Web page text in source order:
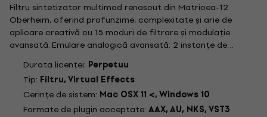
Filtru sintetizator multimod renascut din Matricea-12
Oberheim, oferind profunzime, complexitate și arie de
aplicare creativă cu 15 moduri de filtrare și modulație
avansată. Emulare analogică avansată: 2 instanțe de
filtrare cu 15 moduri precum low-pass, band-pass, notch și
combinații pentru o putere imensă de modelare a sunetului.
Modulație...
Durata licenței: Perpetuu
Tip: Filtru, Virtual Effects
Cerințe de sistem: Mac OSX 11 <, Windows 10
Formate de plugin acceptate: AAX, AU, NKS, VST3